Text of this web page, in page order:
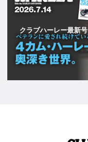
クラブハーレー最新号